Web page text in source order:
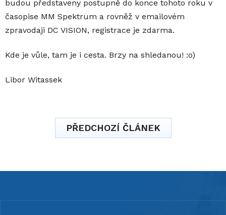
budou představeny postupně do konce tohoto roku v
časopise MM Spektrum a rovněž v emailovém
zpravodaji DC VISION, registrace je zdarma.
Kde je vůle, tam je i cesta. Brzy na shledanou! :o)
Libor Witassek
PŘEDCHOZÍ ČLÁNEK